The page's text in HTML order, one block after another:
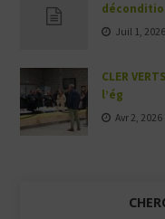
Juil 1, 2026
CLER
l’ég
Avr 2, 2026